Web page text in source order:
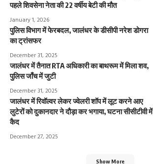
पहले शिवसेना नेता की 22 वर्षीय बेटी की मौत
January 1, 2026
पुलिस विभाग में फेरबदल, जालंधर के डीसीपी नरेश डोगरा
का ट्रांसफर
December 31, 2025
जालंधर में तैनात RTA अधिकारी का बाथरूम में मिला शव,
पुलिस जाँच में जुटी
December 31, 2025
जालंधर में रिवॉल्वर लेकर ज्वेलरी शॉप में लूट करने आए
लुटेरों को दुकानदार ने दौड़ा कर भगाया, घटना सीसीटीवी में
कैद
December 27, 2025
Show More